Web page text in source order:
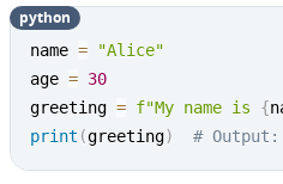
name =
"Alice"
age = 30
greeting = f"My name is {
print (greeting) #
python